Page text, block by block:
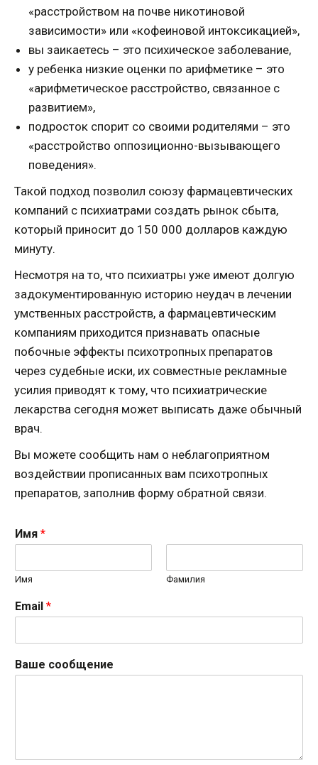
«расстройством на почве никотиновой
зависимости» или «кофеиновой интоксикацией»,
вы заикаетесь – это психическое заболевание,
у ребенка низкие оценки по арифметике – это
«арифметическое расстройство, связанное с
развитием»,
подросток спорит со своими родителями – это
«расстройство оппозиционно-вызывающего
поведения».
Такой подход позволил союзу фармацевтических
компаний с психиатрами создать рынок сбыта,
который приносит до 150 000 долларов каждую
минуту.
Несмотря на то, что психиатры уже имеют долгую
задокументированную историю неудач в лечении
умственных расстройств, а фармацевтическим
компаниям приходится признавать опасные
побочные эффекты психотропных препаратов
через судебные иски, их совместные рекламные
усилия приводят к тому, что психиатрические
лекарства сегодня может выписать даже обычный
врач.
Вы можете сообщить нам о неблагоприятном
воздействии прописанных вам психотропных
препаратов, заполнив форму обратной связи.
Имя *
Имя Фамилия
Email *
Ваше сообщение